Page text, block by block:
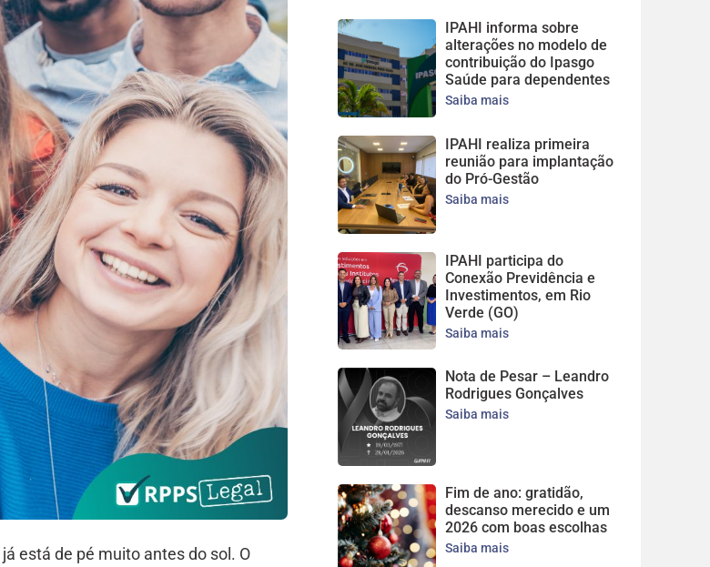
já está de pé muito antes do sol. O
IPAHI informa sobre
alterações no modelo de
contribuição do Ipasgo
Saúde para dependentes
Saiba mais
IPAHI realiza primeira
reunião para implantação
do Pró-Gestão
Saiba mais
IPAHI participa do
Conexão Previdência e
Investimentos, em Rio
Verde (GO)
Saiba mais
Nota de Pesar – Leandro
Rodrigues Gonçalves
Saiba mais
Fim de ano: gratidão,
descanso merecido e um
2026 com boas escolhas
Saiba mais